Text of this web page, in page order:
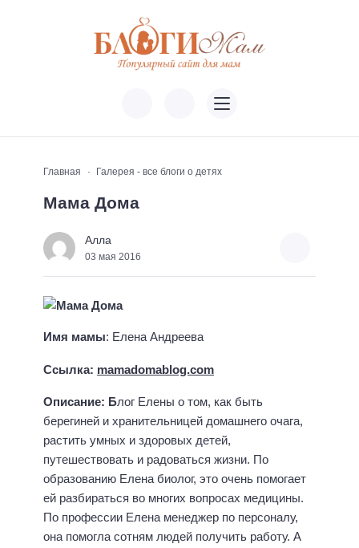
Главная Галерея - все блоги о детях
Мама Дома
Алла
03 мая 2016
Имя мамы: Елена Андреева
Ссылка: mamadomablog.com
Описание: Блог Елены о том, как быть
берегиней и хранительницей домашнего очага,
растить умных и здоровых детей,
путешествовать и радоваться жизни. По
образованию Елена биолог, это очень помогает
ей разбираться во многих вопросах медицины.
По профессии Елена менеджер по персоналу,
она помогла сотням людей получить работу. А